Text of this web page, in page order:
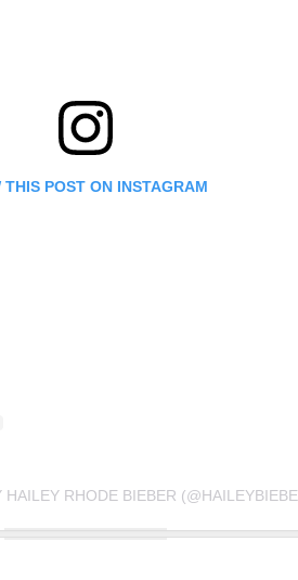
THIS POST ON INSTAGRAM
HAILEY RHODE BIEBER